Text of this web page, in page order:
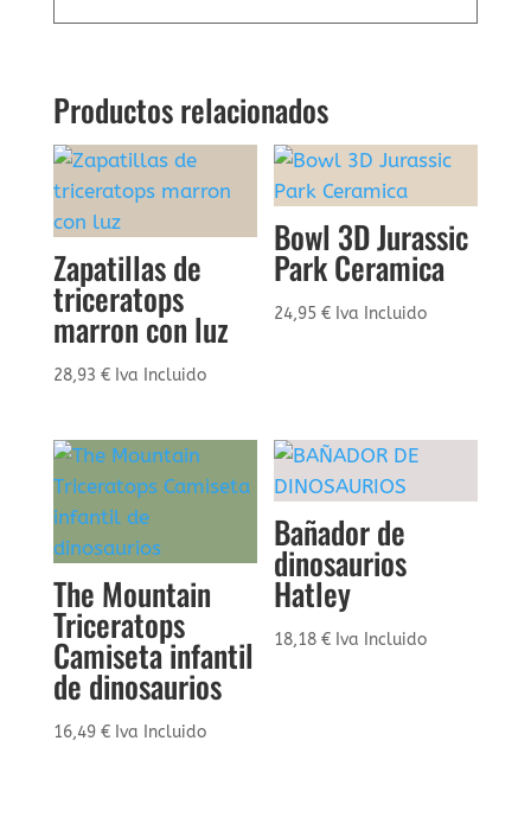
Productos relacionados
Zapatillas de
triceratops
marron con luz
28,93 € Iva Incluido
Bowl 3D Jurassic
Park Ceramica
24,95€ Iva Incluido
The Mountain
Triceratops
Camiseta infantil
de dinosaurios
16,49 € Iva Incluido
Bañador de
dinosaurios
Hatley
18,18€ Iva Incluido